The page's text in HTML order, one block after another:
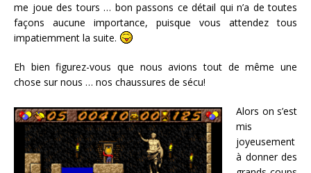
me joue des tours … bon passons ce détail qui n’a de toutes
façons aucune importance, puisque vous attendez tous
impatiemment la suite.
Eh bien figurez-vous que nous avions tout de même une
chose sur nous … nos chaussures de sécu!
Alors on s’est
mis
joyeusement
à donner des